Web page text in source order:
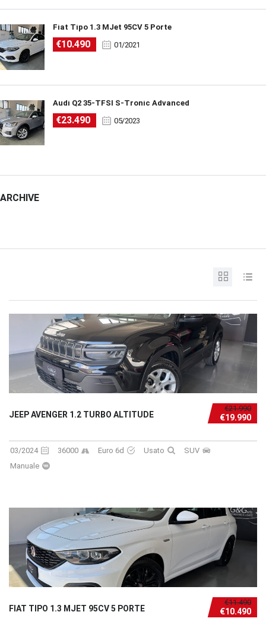
Fiat Tipo 1.3 MJet 95CV 5 Porte
€10.490 01/2021
Audi Q2 35-TFSI S-Tronic Advanced
€23.490 05/2023
ARCHIVE
€21.990
€19.990
JEEP AVENGER 1.2 TURBO ALTITUDE
03/2024 36000 Euro 6d Usato
SUV
Manuale
€11.490
€10.490
FIAT TIPO 1.3 MJET 95CV 5 PORTE